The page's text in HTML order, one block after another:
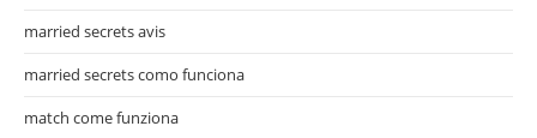
married secrets avis
married secrets como funciona
match come funziona